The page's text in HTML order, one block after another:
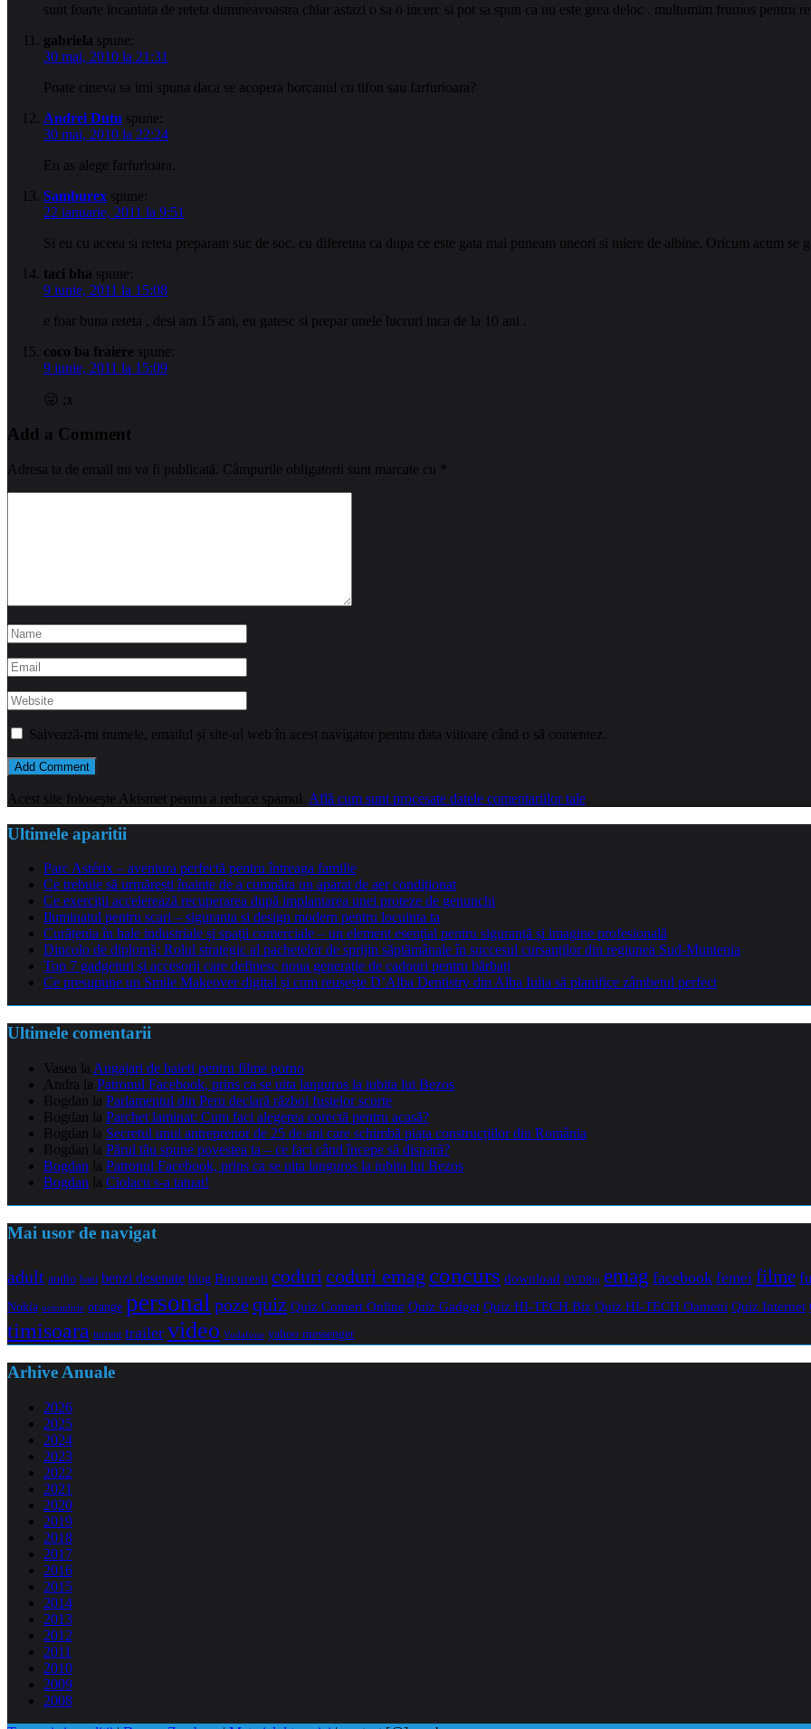
sunt foarte incantata de reteta dumneavoastra chiar astazi o sa o incerc si pot sa spun ca nu este grea deloc . multumim frumos pentru
gabriela spune:
30 mai, 2010 la 21:31
Poate cineva sa imi spuna daca se acopera borcanul cu tifon sau farfurioara?
Andrei Dutu spune:
30 mai, 2010 la 22:24
Eu as alege farfurioara.
Samburex spune:
22 ianuarie, 2011 la 9:51
Si eu cu aceea si reteta preparam suc de soc, cu diferetna ca dupa ce este gata mai puneam uneori si miere de albine. Oricum acum se
taci bha spune:
9 iunie, 2011 la 15:08
e foar buna reteta , desi am 15 ani, eu gatesc si prepar unele lucruri inca de la 10 ani .
coco ba fraiere spune:
9 iunie, 2011 la 15:09
😛 ;x
Add a Comment
Adresa ta de email nu va fi publicată. Câmpurile obligatorii sunt marcate cu
Salvează-mi numele, emailul și site-ul web în acest navigator pentru data viitoare când o să comentez.
Acest site folosește Akismet pentru a reduce spamul. Află cum sunt procesate datele comentariilor tale
Ultimele aparitii
Parc Astérix – aventura perfectă pentru întreaga familie
Ce trebuie să urmărești înainte de a cumpăra un aparat de aer condiționat
Ce exerciții accelerează recuperarea după implantarea unei proteze de genunchi
Iluminatul pentru scari – siguranta si design modern pentru locuinta ta
Curățenia în hale industriale și spații comerciale – un element esențial pentru siguranță și imagine profesională
Dincolo de diplomă: Rolul strategic al pachetelor de sprijin săptămânale în succesul cursanților din regiunea Sud-Muntenia
Top 7 gadgeturi și accesorii care definesc noua generație de cadouri pentru bărbați
Ce presupune un Smile Makeover digital și cum reușește D’Alba Dentistry din Alba Iulia să planifice zâmbetul perfect
Ultimele comentarii
Vasea la Angajari de baieti pentru filme porno
Andra la Patronul Facebook, prins ca se uita languros la iubita lui Bezos
Bogdan la Parlamentul din Peru declară război fustelor scurte
Bogdan la Parchet laminat: Cum faci alegerea corectă pentru acasă?
Bogdan la Secretul unui antreprenor de 25 de ani care schimbă piața construcțiilor din România
Bogdan la Părul tău spune povestea ta – ce faci când începe să dispară?
Bogdan la Patronul Facebook, prins ca se uita languros la iubita lui Bezos
Bogdan la Ciolacu s-a tatuat!
Mai usor de navigat
adult audio bani benzi desenate blog Bucuresti coduricoduri emag concurs download DVDRip emag facebook femei filme
Nokia octombrie orange personal pozequiz Quiz Comert Online Quiz Gadget Quiz HI-TECH Biz Quiz HI-TECH Oameni Quiz Internet
timisoara torrent trailer video Vodafone yahoo messenger
Arhive Anuale
2026
2025
2024
2023
2022
2021
2020
2019
2018
2017
2016
2015
2014
2013
2012
2011
2010
2009
2008